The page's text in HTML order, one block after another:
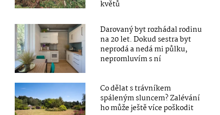
květů
Darovaný byt rozhádal rodinu
na 20 let. Dokud sestra byt
neprodá a nedá mi půlku,
nepromluvím s ní
Co dělat s trávníkem
spáleným sluncem? Zalévání
ho může ještě více poškodit